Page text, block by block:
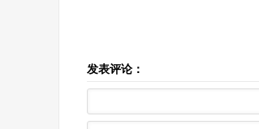
发表评论：